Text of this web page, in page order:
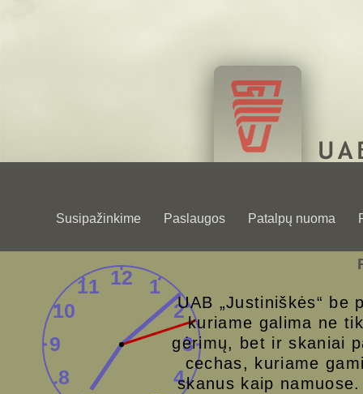
Susipažinkime Paslaugos Patalpų nuoma
UAB „Justiniškės“ be
kuriame galima ne
gėrimų, bet ir skaniai
cechas, kuriame
skanus kaip